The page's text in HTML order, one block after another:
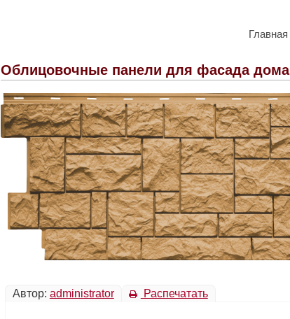
Главная
Облицовочные панели для фасада дома
Автор: administrator Распечатать